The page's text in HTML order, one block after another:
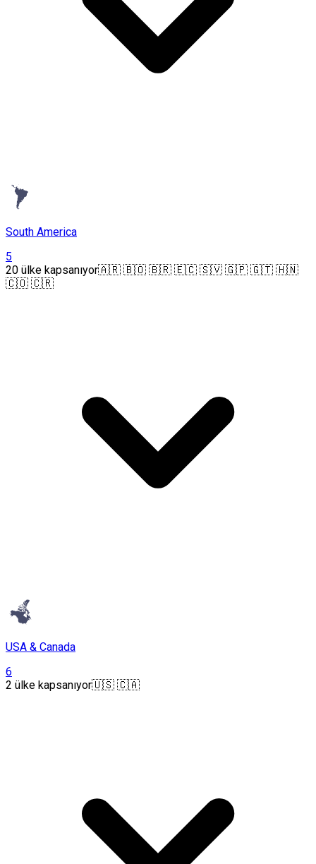
South America
5
20 ülke kapsanıyor🇦🇷 🇧🇴 🇧🇷 🇪🇨 🇸🇻 🇬🇵 🇬🇹 🇭🇳
🇨🇴 🇨🇷
USA & Canada
6
2 ülke kapsanıyor🇺🇸 🇨🇦